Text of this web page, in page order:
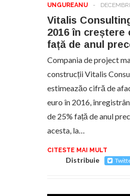
UNGUREANU
-
Vitalis
2016 în creștere
față de anul
Compania de project
construcții Vitalis
estimeazăo cifră de
euro în 2016,
de 25% față de anul
acesta, la…
CITESTE MAI MULT
Distribuie